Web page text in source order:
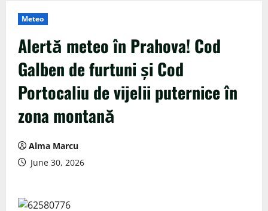
Meteo
Alertă meteo în Prahova! Cod
Galben de furtuni și Cod
Portocaliu de vijelii puternice în
zona montană
Alma Marcu
June 30, 2026